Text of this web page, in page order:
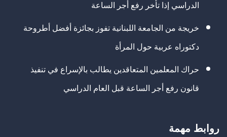
الدراسي إذا تأخر رفع أجر الساعة
خريجة من الجامعة اللبنانية تفوز بجائزة أفضل أطروحة
دكتوراه عربية حول المرأة
حراك المعلمين المتعاقدين يطالب بالإسراع في تنفيذ
قانون رفع أجر الساعة قبل العام الدراسي
روابط مهمة